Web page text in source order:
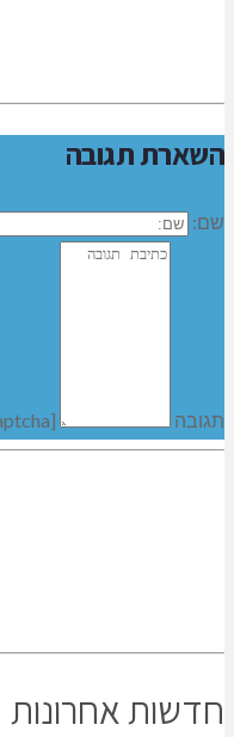
השארת תגובה
שם:
תגובה [bws_google_captcha]
חדשות אחרונות